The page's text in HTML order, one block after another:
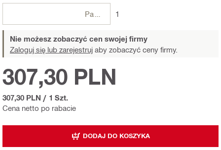
1
Nie możesz zobaczyć cen swojej firmy
Zaloguj się lub zarejestruj aby zobaczyć ceny firmy.
Cena netto po rabacie
307,30 PLN
307,30 PLN / 1 Szt.
DODAJ DO KOSZYKA